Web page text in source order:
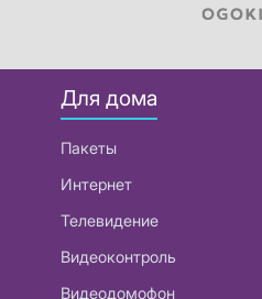
Для дома
Пакеты
Интернет
Телевидение
Видеоконтроль
Видеодомофон